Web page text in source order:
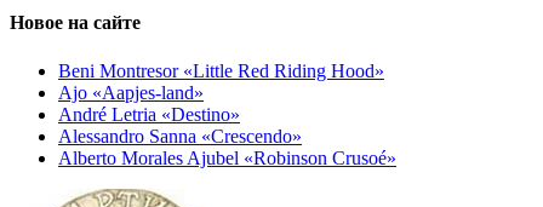
Новое на сайте
Beni Montresor «Little Red Riding Hood»
Ajo «Aapjes-land»
André Letria «Destino»
Alessandro Sanna «Crescendo»
Alberto Morales Ajubel «Robinson Crusoé»